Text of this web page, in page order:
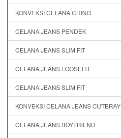
KONVEKSI CELANA CHINO
CELANA JEANS PENDEK
CELANA JEANS SLIM FIT
CELANA JEANS LOOSEFIT
CELANA JEANS SLIM FIT
KONVEKSI CELANA JEANS CUTBRAY
CELANA JEANS BOYFRIEND